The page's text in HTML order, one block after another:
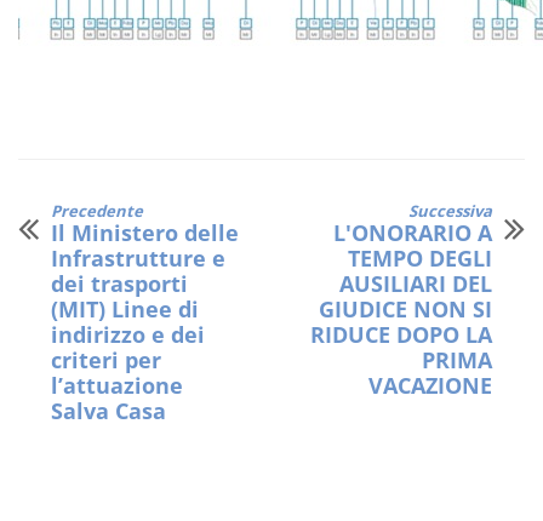
Precedente
Il Ministero delle
Infrastrutture e
dei trasporti
(MIT) Linee di
indirizzo e dei
criteri per
l’attuazione
Salva Casa
Successiva
L'ONORARIO A
TEMPO DEGLI
AUSILIARI DEL
GIUDICE NON SI
RIDUCE DOPO LA
PRIMA
VACAZIONE